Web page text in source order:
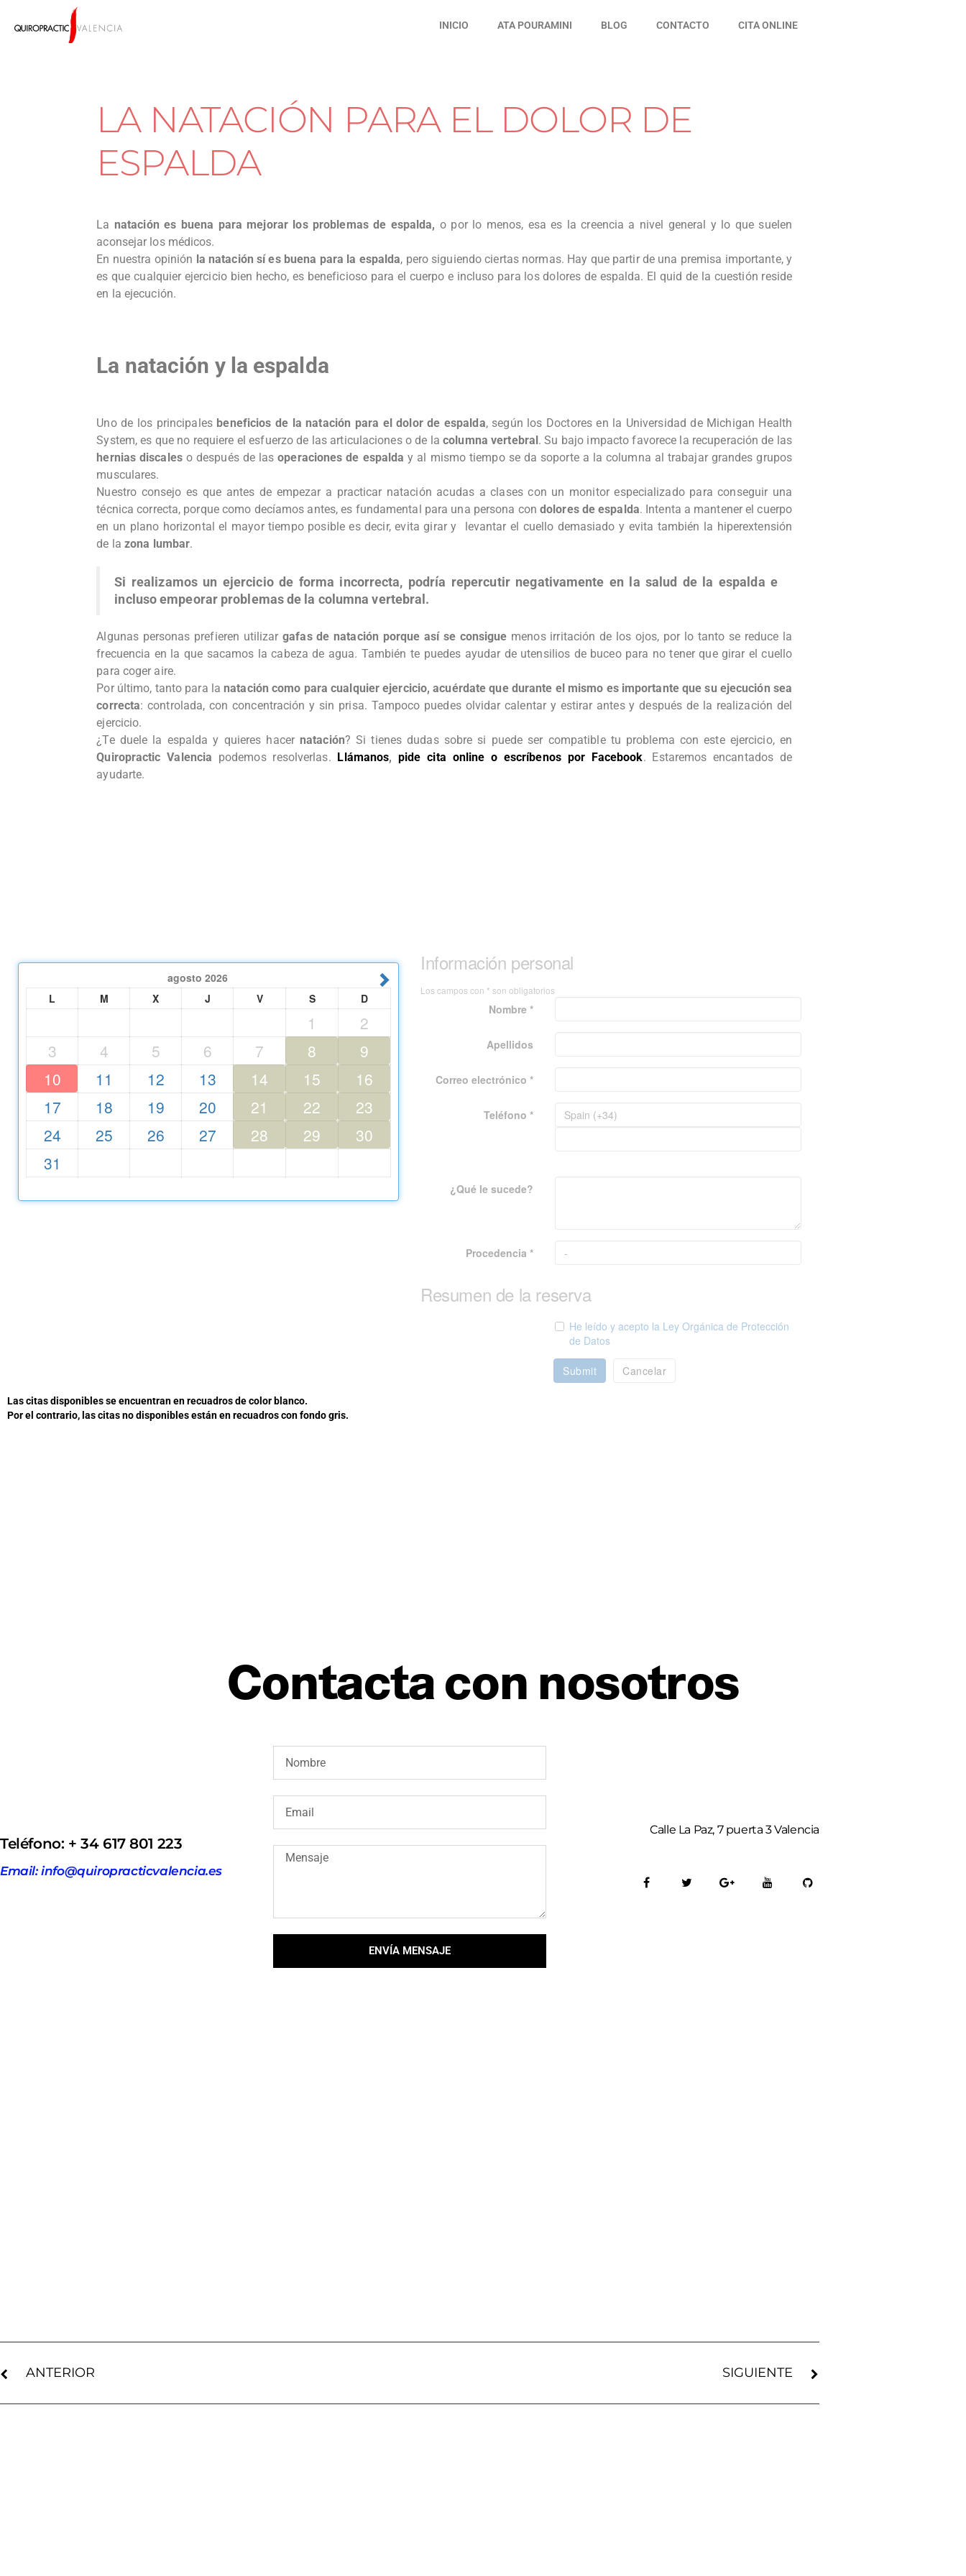
INICIO ATA POURAMINI BLOG CONTACTO CITA ONLINE
LA NATACIÓN PARA EL DOLOR DE
ESPALDA
La natación es buena para mejorar los problemas de espalda, o por lo menos, esa es la creencia a nivel general y lo que suelen
aconsejar los médicos.
En nuestra opinión la natación sí es buena para la espalda, pero siguiendo ciertas normas. Hay que partir de una premisa importante, y
es que cualquier ejercicio bien hecho, es beneficioso para el cuerpo e incluso para los dolores de espalda. El quid de la cuestión reside
en la ejecución.
La natación y la espalda
Uno de los principalesbeneficios de la natación para el dolor de espalda, según los Doctores en la Universidad de Michigan Health
System, es que no requiere el esfuerzo de las articulaciones o de lacolumna vertebral. Su bajo impacto favorece la recuperación de las
hernias discaleso después de lasoperaciones de espalday al mismo tiempo se da soporte a la columna al trabajar grandes grupos
musculares.
Nuestro consejo es que antes de empezar a practicar natación acudas a clases con un monitor especializado para conseguir una
técnica correcta, porque como decíamos antes, es fundamental para una persona condolores de espalda. Intenta a mantener el cuerpo
en un plano horizontal el mayor tiempo posible es decir, evita girar y levantar el cuello demasiado y evita también la hiperextensión
de la zona lumbar.
Si realizamos un ejercicio de forma incorrecta, podría repercutir negativamente en la salud de la espalda e
incluso empeorar problemas de la columna vertebral.
Algunas personas prefieren utilizargafas de natación porque así se consigue menos irritación de los ojos, por lo tanto se reduce la
frecuencia en la que sacamos la cabeza de agua. También te puedes ayudar de utensilios de buceo para no tener que girar el cuello
para coger aire.
Por último, tanto para la natación como para cualquier ejercicio, acuérdate que durante el mismo es importante que su ejecución sea
correcta: controlada, con concentración y sin prisa. Tampoco puedes olvidar calentar y estirar antes y después de la realización del
ejercicio.
¿Te duele la espalda y quieres hacer natación? Si tienes dudas sobre si puede ser compatible tu problema con este ejercicio, en
Quiropractic Valencia podemos resolverlas. Llámanos,pide cita online o escríbenos por Facebook. Estaremos encantados de
ayudarte.
agosto 2026
L
M X J V S D
1
2
3
4 5 6 7 8
9
10
11 12 13 14 15
16
17
18 19 20 21 22
23
24
25 26 27 28 29
30
31
Información personal
Los campos con * son obligatorios
Nombre *
Apellidos
Correo electrónico *
Teléfono *
¿Qué le sucede?
Procedencia *
Resumen de la reserva
He leído y acepto la Ley Orgánica de Protección
de Datos
Submit Cancelar
Las citas disponibles se encuentran en recuadros de color blanco.
Por el contrario, las citas no disponibles están en recuadros con fondo gris.
Contacta con nosotros
Teléfono: + 34 617 801 223
Email: info@quiropracticvalencia.es
ENVÍA MENSAJE
Calle La Paz, 7 puerta 3 Valencia
ANTERIOR SIGUIENTE